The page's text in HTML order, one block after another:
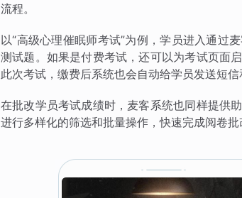
流程。
以“高级心理催眠师考试”为例，学员进入通过
测试题。如果是付费考试，还可以为考试页面
此次考试，缴费后系统也会自动给学员发送短
在批改学员考试成绩时，麦客系统也同样提供
进行多样化的筛选和批量操作，快速完成阅卷